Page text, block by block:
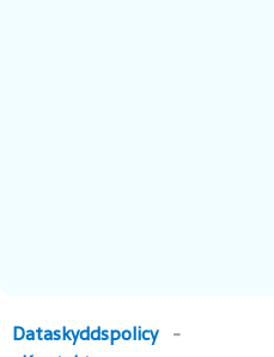
Dataskyddspolicy -